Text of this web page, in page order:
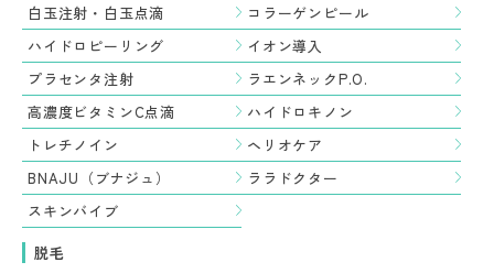
白玉注射・白玉点滴
コラーゲンピール
ハイドロピーリング
イオン導入
プラセンタ注射
ラエンネックP.O.
高濃度ビタミンC点滴
ハイドロキノン
トレチノイン
ヘリオケア
BNAJU（ブナジュ）
ララドクター
スキンバイブ
脱毛